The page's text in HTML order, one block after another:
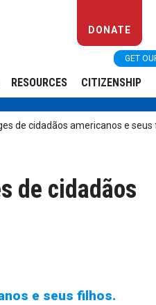
DONATE
GET
RESOURCES CITIZENSHIP
de cidadãos americanos e seus
de cidadãos
e seus filhos.